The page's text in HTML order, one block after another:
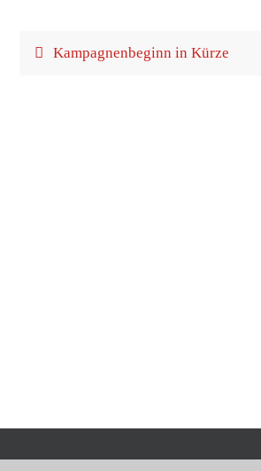
Kam­pa­gnen­be­ginn in Kürze